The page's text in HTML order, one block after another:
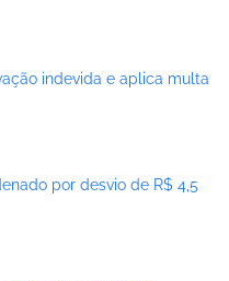
indevida e aplica multa
por desvio de R$ 4,5